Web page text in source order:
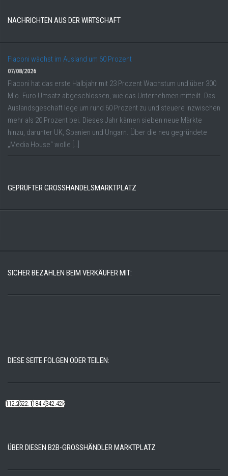
NACHRICHTEN AUS DER WIRTSCHAFT
Flaconi wächst im Ausland um 60 Prozent
07/08/2026
Flaconi hat das erste Halbjahr mit 23 Prozent Wachstum und über 300
Mio. Euro Umsatz abgeschlossen, wie das Unternehmen mitteilt. Das
Auslandsgeschäft lege um rund 60 Prozent zu und steuere inzwischen
mehr als 20 Prozent bei. Dieses Jahr kämen sieben neue Märkte
hinzu, darunter UK, Spanien und Ungarn. Über die neu gegründete
„Media House“ wolle […]
GEPRÜFTER GROSSHANDELSMARKTPLATZ
SICHER BEZAHLEN BEIM VERKÄUFER MIT:
DIESE SEITE FOLGEN ODER TEILEN:
112.22k522.14k184.48k342.42k
ÜBER DIESEN B2B-GROSSHÄNDLER MARKTPLATZ